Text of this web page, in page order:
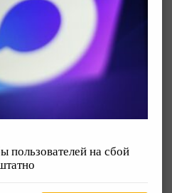
пользователей на сбой